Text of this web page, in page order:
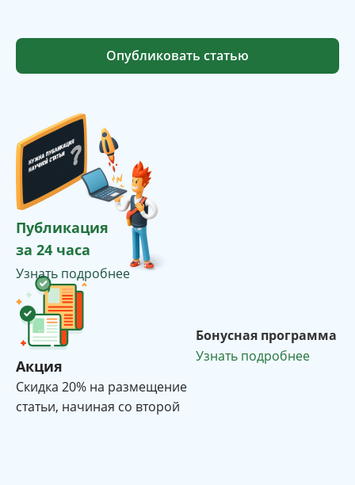
Опубликовать статью
Публикация
за 24 часа
Узнать подробнее
Акция
Cкидка 20% на размещение
статьи, начиная со второй
Бонусная программа
Узнать подробнее